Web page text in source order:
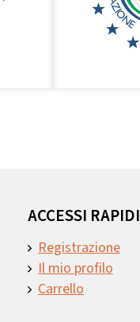
ACCESSI RAPIDI
Registrazione
Il mio profilo
Carrello